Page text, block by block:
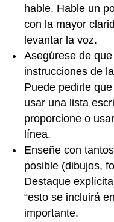
hable. Hable un
con la mayor
levantar la voz.
Asegúrese de
instrucciones de
Puede pedirle
usar una lista
proporcione o
línea.
Enseñe con
posible (dibujos,
Destaque
“esto se incluirá
importante.